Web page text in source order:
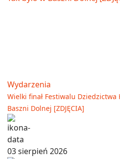
Wydarzenia
Wielki finał Festiwalu Dziedzictwa
Baszni Dolnej [ZDJĘCIA]
03 sierpień 2026